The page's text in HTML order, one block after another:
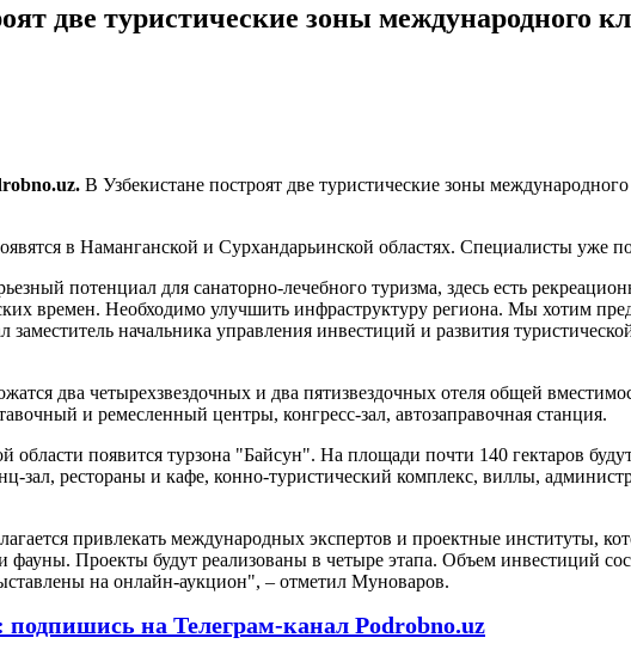
две туристические зоны международного
В Узбекистане построят две туристические зоны
в Наманганской и Сурхандарьинской областях. Специалисты уже
потенциал для санаторно-лечебного туризма, здесь есть
времен. Необходимо улучшить инфраструктуру региона. Мы хотим
заместитель начальника управления инвестиций и развития
два четырехзвездочных и два пятизвездочных отеля общей
и ремесленный центры, конгресс-зал, автозаправочная станция.
области появится турзона "Байсун". На площади почти 140 гектаров
зал, рестораны и кафе, конно-туристический комплекс, виллы,
привлекать международных экспертов и проектные институты,
фауны. Проекты будут реализованы в четыре этапа. Объем инвестиций
на онлайн-аукцион", – отметил Муноваров.
подпишись на Телеграм-канал Podrobno.uz